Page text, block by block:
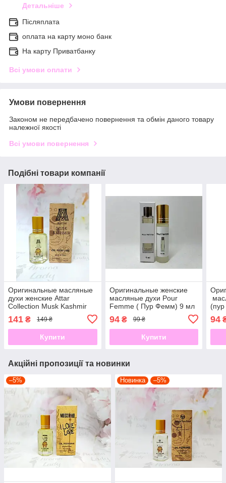
Детальніше
Післяплата
оплата на карту моно банк
На карту Приватбанку
Всі умови оплати
Умови повернення
Законом не передбачено повернення та обмін даного товару
належної якості
Всі умови повернення
Подібні товари компанії
Оригинальные масляные
духи женские Attar
Collection Musk Kashmir
Кашмир) 12 мл)
141 ₴ 149 ₴
Купити
Оригинальные женские
масляные духи Pour
Femme ( Пур Фемм) 9 мл
94₴ 99 ₴
Купити
94
Акційні пропозиції та новинки
–5% Новинка –5%